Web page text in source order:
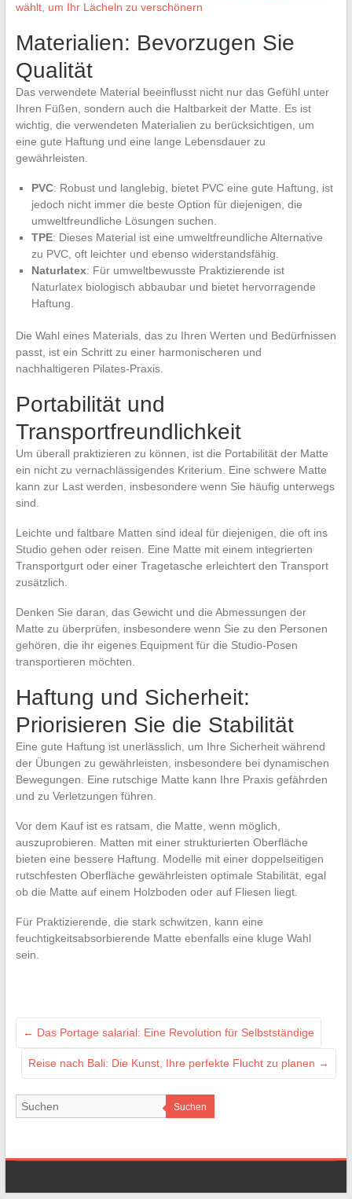
wählt, um Ihr Lächeln zu verschönern
Materialien: Bevorzugen Sie
Qualität
Das verwendete Material beeinflusst nicht nur das Gefühl unter
Ihren Füßen, sondern auch die Haltbarkeit der Matte. Es ist
wichtig, die verwendeten Materialien zu berücksichtigen, um
eine gute Haftung und eine lange Lebensdauer zu
gewährleisten.
PVC: Robust und langlebig, bietet PVC eine gute Haftung, ist
jedoch nicht immer die beste Option für diejenigen, die
umweltfreundliche Lösungen suchen.
TPE: Dieses Material ist eine umweltfreundliche Alternative
zu PVC, oft leichter und ebenso widerstandsfähig.
Naturlatex: Für umweltbewusste Praktizierende ist
Naturlatex biologisch abbaubar und bietet hervorragende
Haftung.
Die Wahl eines Materials, das zu Ihren Werten und Bedürfnissen
passt, ist ein Schritt zu einer harmonischeren und
nachhaltigeren Pilates-Praxis.
Portabilität und
Transportfreundlichkeit
Um überall praktizieren zu können, ist die Portabilität der Matte
ein nicht zu vernachlässigendes Kriterium. Eine schwere Matte
kann zur Last werden, insbesondere wenn Sie häufig unterwegs
sind.
Leichte und faltbare Matten sind ideal für diejenigen, die oft ins
Studio gehen oder reisen. Eine Matte mit einem integrierten
Transportgurt oder einer Tragetasche erleichtert den Transport
zusätzlich.
Denken Sie daran, das Gewicht und die Abmessungen der
Matte zu überprüfen, insbesondere wenn Sie zu den Personen
gehören, die ihr eigenes Equipment für die Studio-Posen
transportieren möchten.
Haftung und Sicherheit:
Priorisieren Sie die Stabilität
Eine gute Haftung ist unerlässlich, um Ihre Sicherheit während
der Übungen zu gewährleisten, insbesondere bei dynamischen
Bewegungen. Eine rutschige Matte kann Ihre Praxis gefährden
und zu Verletzungen führen.
Vor dem Kauf ist es ratsam, die Matte, wenn möglich,
auszuprobieren. Matten mit einer strukturierten Oberfläche
bieten eine bessere Haftung. Modelle mit einer doppelseitigen
rutschfesten Oberfläche gewährleisten optimale Stabilität, egal
ob die Matte auf einem Holzboden oder auf Fliesen liegt.
Für Praktizierende, die stark schwitzen, kann eine
feuchtigkeitsabsorbierende Matte ebenfalls eine kluge Wahl
sein.
← Das Portage salarial: Eine Revolution für Selbstständige
Reise nach Bali: Die Kunst, Ihre perfekte Flucht zu planen →
Suchen